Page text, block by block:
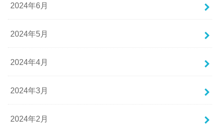
2024年6月
2024年5月
2024年4月
2024年3月
2024年2月